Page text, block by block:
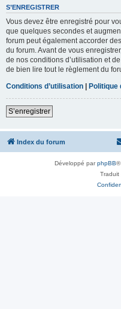
S’ENREGISTRER
Vous devez être enregistré pour
que quelques secondes et
forum peut également accorder
du forum. Avant de vous
de nos conditions d’utilisation et
de bien lire tout le règlement du
Conditions d’utilisation | Politique
S’enregistrer
Index du forum
Développé parphpBB®
Traduit